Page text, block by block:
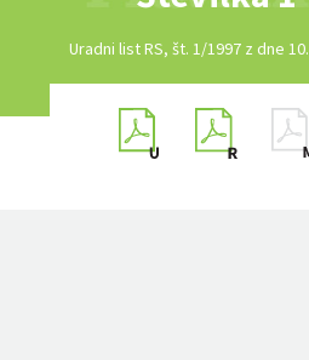
Uradni list RS, št. 1/1997 z dne